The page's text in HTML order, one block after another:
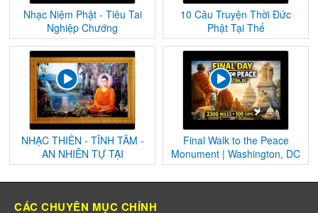
Nhạc Niệm Phật - Tiêu Tai
Nghiệp Chướng
10 Câu Truyện Thời Đức
Phật Tại Thế
NHẠC THIỀN - TĨNH TÂM -
AN NHIÊN TỰ TẠI
Final Walk to the Peace
Monument | Washington, DC
CÁC CHUYÊN MỤC CHÍNH